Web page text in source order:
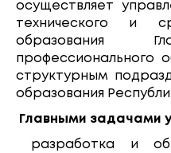
осуществляет
технического и
образования
профессионального
структурным
образования
Главными задачами
разработка и